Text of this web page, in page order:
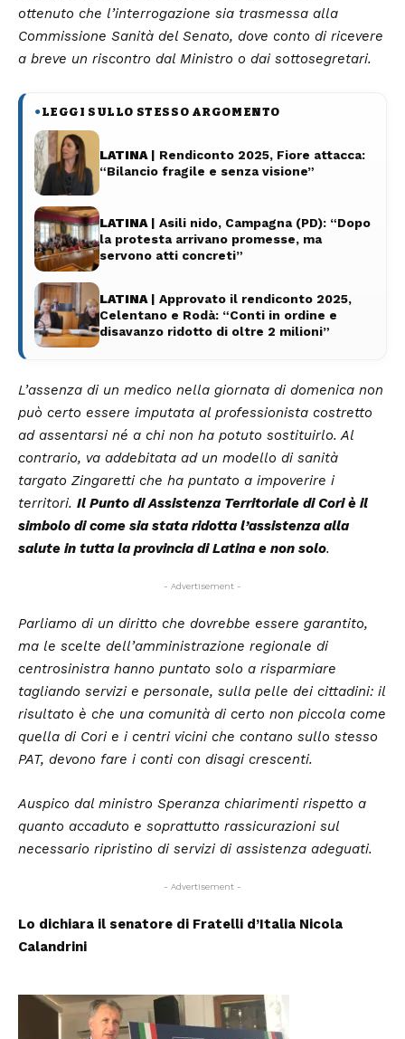
ottenuto che l’interrogazione sia trasmessa alla
Commissione Sanità del Senato, dove conto di ricevere
a breve un riscontro dal Ministro o dai sottosegretari.
●LEGGI SULLO STESSO ARGOMENTO
LATINA | Rendiconto 2025, Fiore attacca:
“Bilancio fragile e senza visione”
LATINA | Asili nido, Campagna (PD): “Dopo
la protesta arrivano promesse, ma
servono atti concreti”
LATINA | Approvato il rendiconto 2025,
Celentano e Rodà: “Conti in ordine e
disavanzo ridotto di oltre 2 milioni”
L’assenza di un medico nella giornata di domenica non
può certo essere imputata al professionista costretto
ad assentarsi né a chi non ha potuto sostituirlo. Al
contrario, va addebitata ad un modello di sanità
targato Zingaretti che ha puntato a impoverire i
territori. Il Punto di Assistenza Territoriale di Cori è il
simbolo di come sia stata ridotta l’assistenza alla
salute in tutta la provincia di Latina e non solo.
- Advertisement -
Parliamo di un diritto che dovrebbe essere garantito,
ma le scelte dell’amministrazione regionale di
centrosinistra hanno puntato solo a risparmiare
tagliando servizi e personale, sulla pelle dei cittadini: il
risultato è che una comunità di certo non piccola come
quella di Cori e i centri vicini che contano sullo stesso
PAT, devono fare i conti con disagi crescenti.
Auspico dal ministro Speranza chiarimenti rispetto a
quanto accaduto e soprattutto rassicurazioni sul
necessario ripristino di servizi di assistenza adeguati.
- Advertisement -
Lo dichiara il senatore di Fratelli d’Italia Nicola
Calandrini